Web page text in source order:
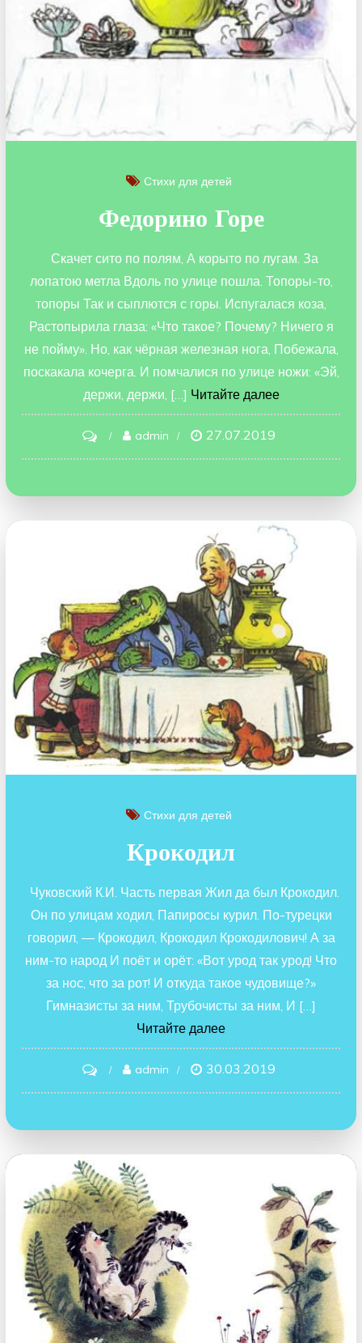
Стихи для детей
Федорино Горе
Скачет сито по полям, А корыто по лугам. За
лопатою метла Вдоль по улице пошла. Топоры-то,
топоры Так и сыплются с горы. Испугалася коза,
Растопырила глаза: «Что такое? Почему? Ничего я
не пойму». Но, как чёрная железная нога, Побежала,
поскакала кочерга. И помчалися по улице ножи: «Эй,
держи, держи, […] Читайте далее
on
Федорино
admin 27.07.2019
Стихи для детей
Крокодил
Чуковский К.И. Часть первая Жил да был Крокодил.
Он по улицам ходил, Папиросы курил. По-турецки
говорил, — Крокодил, Крокодил Крокодилович! А за
ним-то народ И поёт и орёт: «Вот урод так урод! Что
за нос, что за рот! И откуда такое чудовище?»
Гимназисты за ним, Трубочисты за ним, И […]
Читайте далее
on
Крокодил
admin 30.03.2019